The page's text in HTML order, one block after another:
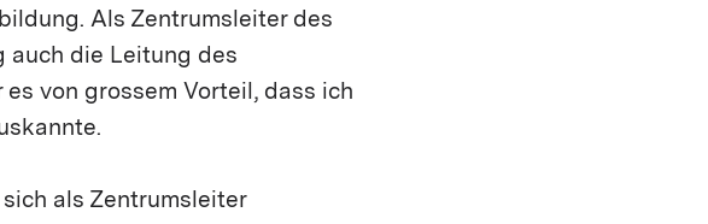
Als Zentrumsleiter des
auch die Leitung des
von grossem Vorteil, dass ich
als Zentrumsleiter